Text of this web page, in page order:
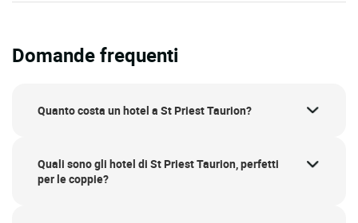
Domande frequenti
Quanto costa un hotel a St Priest Taurion?
Quali sono gli hotel di St Priest Taurion, perfetti
per le coppie?